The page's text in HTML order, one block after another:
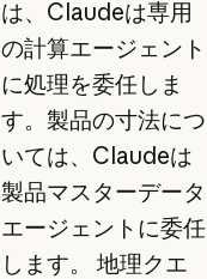
は、Claudeは専用
の計算エージェント
に処理を委任しま
す。製品の寸法につ
いては、Claudeは
製品マスターデータ
エージェントに委任
します。 地理クエ